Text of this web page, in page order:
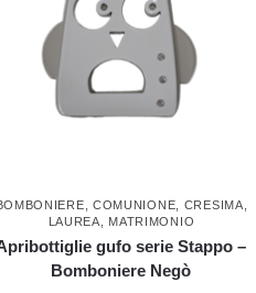
COMUNIONE CRESIMA
LAUREA
MATRIMONIO
gufo serie Stappo –
Bomboniere Negò